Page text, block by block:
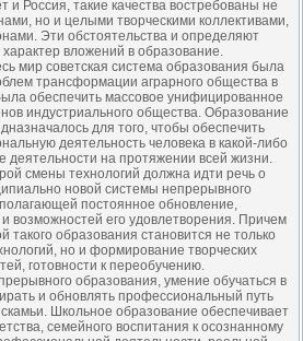
и Россия, такие качества востребованы не
но и целыми творческими коллективами,
Эти обстоятельства и определяют
вложений в образование.
мир советская система образования была
трансформации аграрного общества в
обеспечить массовое унифицированное
индустриального общества. Образование
для того, чтобы обеспечить
деятельность человека в какой-либо
деятельности на протяжении всей жизни.
смены технологий должна идти речь о
новой системы непрерывного
постоянное обновление,
возможностей его удовлетворения. Причем
такого образования становится не только
но и формирование творческих
готовности к переобучению.
образования, умение обучаться в
и обновлять профессиональный путь
Школьное образование обеспечивает
семейного воспитания к осознанному